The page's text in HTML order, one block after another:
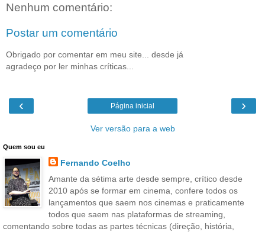
Nenhum comentário:
Postar um comentário
Obrigado por comentar em meu site... desde já
agradeço por ler minhas críticas...
‹ ›
Página inicial
Ver versão para a web
Quem sou eu
Fernando Coelho
Amante da sétima arte desde sempre, crítico desde
2010 após se formar em cinema, confere todos os
lançamentos que saem nos cinemas e praticamente
todos que saem nas plataformas de streaming,
comentando sobre todas as partes técnicas (direção, história,